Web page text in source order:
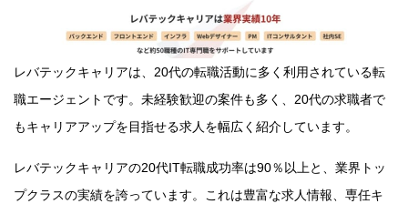
レバテックキャリアは、20代の転職活動に多く利用されている転
職エージェントです。未経験歓迎の案件も多く、20代の求職者で
もキャリアアップを目指せる求人を幅広く紹介しています。
レバテックキャリアの20代IT転職成功率は90％以上と、業界トッ
プクラスの実績を誇っています。これは豊富な求人情報、専任キ